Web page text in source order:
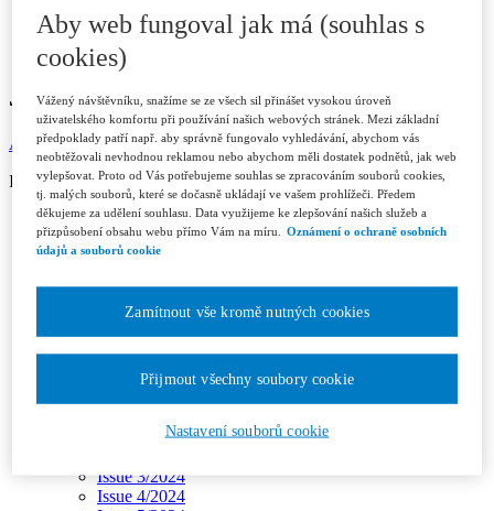
Editorial board
Contacts
Subscription
JOURNAL ARCHIVE
Available in ASPI
ISSN 1802-3843 (print)
Year 2026
Issue 1/2026
Issue 2/2026
Issue 1/2025
Issue 2/2025
Issue 3/2025
Issue 4-5/2025
Issue 1/2024
Issue 3/2024
Issue 4/2024
Aby web fungoval jak má (souhlas s
cookies)
Vážený návštěvníku, snažíme se ze všech sil přinášet vysokou úroveň
uživatelského komfortu při používání našich webových stránek. Mezi základní
předpoklady patří např. aby správně fungovalo vyhledávání, abychom vás
neobtěžovali nevhodnou reklamou nebo abychom měli dostatek podnětů, jak web
vylepšovat. Proto od Vás potřebujeme souhlas se zpracováním souborů cookies,
tj. malých souborů, které se dočasně ukládají ve vašem prohlížeči. Předem
děkujeme za udělení souhlasu. Data využijeme ke zlepšování našich služeb a
přizpůsobení obsahu webu přímo Vám na míru.
Oznámení o ochraně osobních
údajů a souborů cookie
Nastavení souborů cookie
Zamítnout vše kromě nutných cookies
Přijmout všechny soubory cookie